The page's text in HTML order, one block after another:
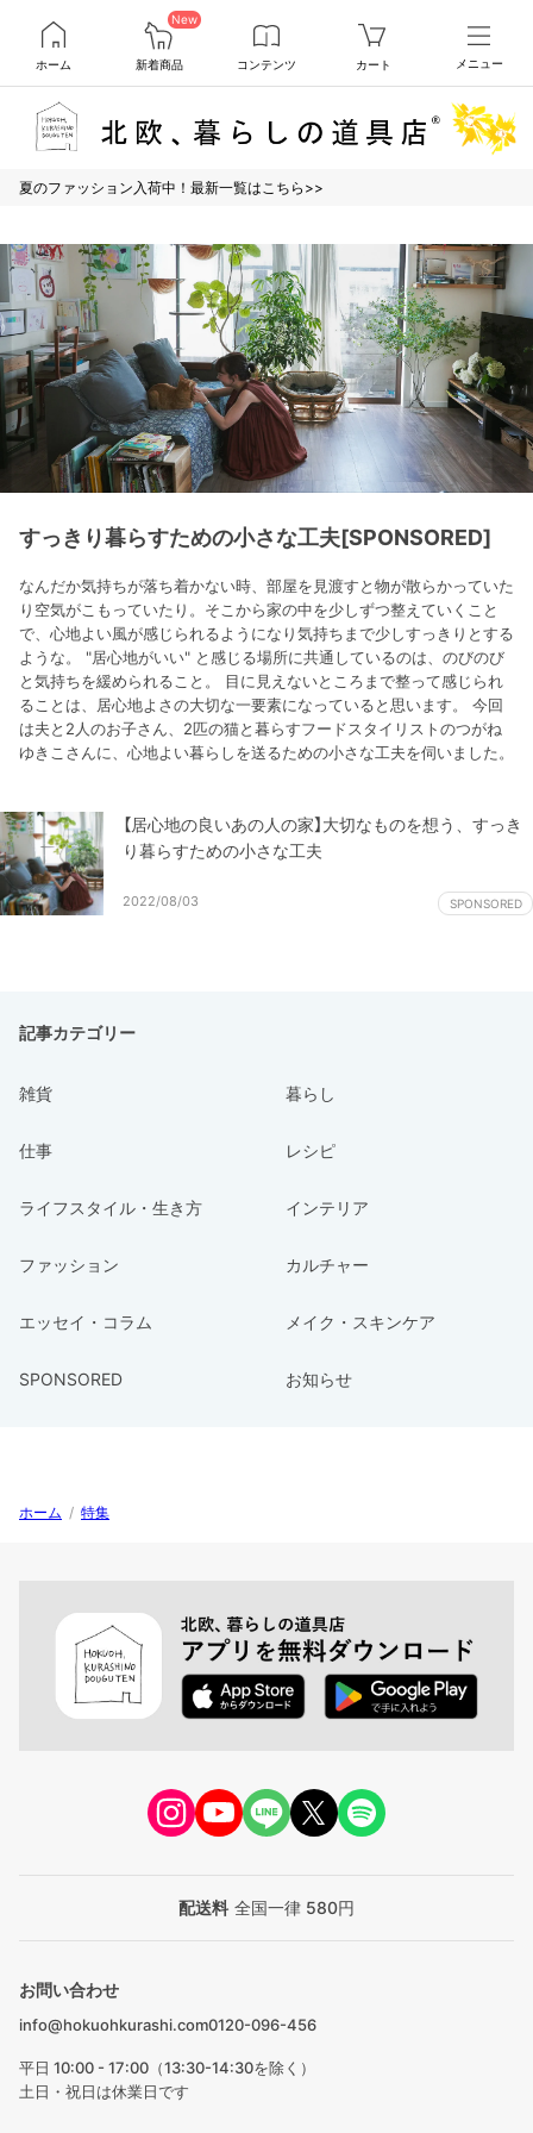
ホーム
New
新着商品 コンテンツ カート メニュー
夏のファッション入荷中！最新一覧はこちら>>
すっきり暮らすための小さな工夫[SPONSORED]
なんだか気持ちが落ち着かない時、部屋を見渡すと物が散らかっていた
り空気がこもっていたり。そこから家の中を少しずつ整えていくこと
で、心地よい風が感じられるようになり気持ちまで少しすっきりとする
ような。 "居心地がいい" と感じる場所に共通しているのは、のびのび
と気持ちを緩められること。 目に見えないところまで整って感じられ
ることは、居心地よさの大切な一要素になっていると思います。 今回
は夫と2人のお子さん、2匹の猫と暮らすフードスタイリストのつがね
ゆきこさんに、心地よい暮らしを送るための小さな工夫を伺いました。
【居心地の良いあの人の家】大切なものを想う、すっき
り暮らすための小さな工夫
2022/08/03 SPONSORED
記事カテゴリー
雑貨 暮らし
仕事 レシピ
ライフスタイル・生き方 インテリア
ファッション カルチャー
エッセイ・コラム メイク・スキンケア
SPONSORED お知らせ
ホーム / 特集
配送料 全国一律 580円
お問い合わせ
info@hokuohkurashi.com0120-096-456
平日 10:00 - 17:00（13:30-14:30を除く）
土日・祝日は休業日です